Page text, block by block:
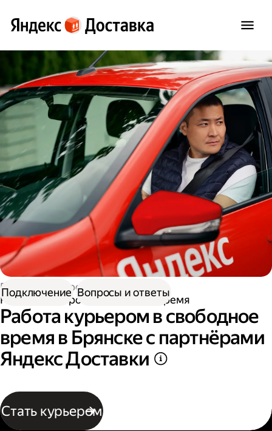
Работа курьером
Работа курьером в свободное время
Работа курьером в свободное
время в Брянске с партнёрами
Яндекс Доставки
Стать курьером
Подключение Вопросы и ответы